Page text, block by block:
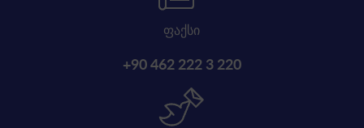
ფაქსი
+90 462 222 3 220